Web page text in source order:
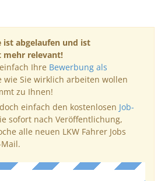
ist abgelaufen und ist
mehr relevant!
Ihre Bewerbung als
wie Sie wirklich arbeiten wollen
zu Ihnen!
einfach den kostenlosen Job-
sofort nach Veröffentlichung,
alle neuen LKW Fahrer Jobs